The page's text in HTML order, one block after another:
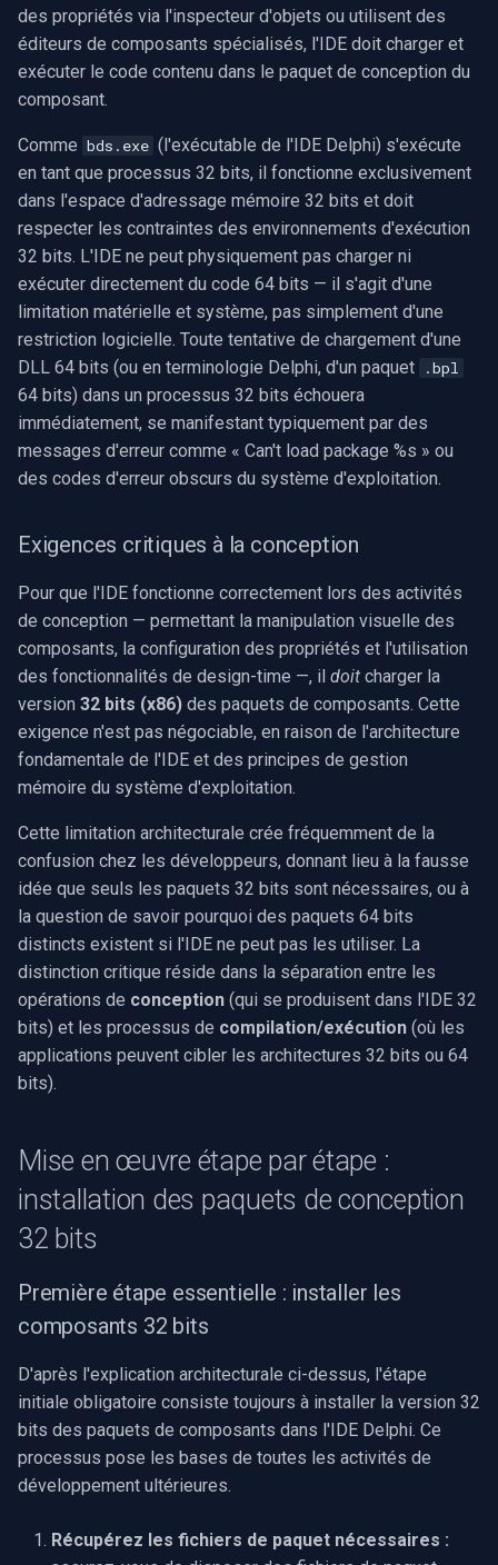
Q-See
Speco Technologies
EverFocus
ABUS
Basler
Mobotix
AVTech
LILIN
Sanyo
BrickCom
Edimax
Uniview (UNV)
Hanwha Vision
Tiandy
EZVIZ
Wisenet
Annke
Wyze
Verkada
Eufy Security
Mercusys
composants externes
Synthèse et
recommandations
Stratégies clés de mise en
œuvre
des propriétés via l'inspecteur d'objets ou utilisent des
éditeurs de composants spécialisés, l'IDE doit charger et
exécuter le code contenu dans le paquet de conception du
composant.
Comme bds.exe (l'exécutable de l'IDE Delphi) s'exécute
en tant que processus 32 bits, il fonctionne exclusivement
dans l'espace d'adressage mémoire 32 bits et doit
respecter les contraintes des environnements d'exécution
32 bits. L'IDE ne peut physiquement pas charger ni
exécuter directement du code 64 bits — il s'agit d'une
limitation matérielle et système, pas simplement d'une
restriction logicielle. Toute tentative de chargement d'une
DLL 64 bits (ou en terminologie Delphi, d'un paquet
.bpl
64 bits) dans un processus 32 bits échouera
immédiatement, se manifestant typiquement par des
messages d'erreur comme « Can't load package %s » ou
des codes d'erreur obscurs du système d'exploitation.
Exigences critiques à la conception
Pour que l'IDE fonctionne correctement lors des activités
de conception — permettant la manipulation visuelle des
composants, la configuration des propriétés et l'utilisation
des fonctionnalités de design-time —, il doit charger la
version 32 bits (x86) des paquets de composants. Cette
exigence n'est pas négociable, en raison de l'architecture
fondamentale de l'IDE et des principes de gestion
mémoire du système d'exploitation.
Cette limitation architecturale crée fréquemment de la
confusion chez les développeurs, donnant lieu à la fausse
idée que seuls les paquets 32 bits sont nécessaires, ou à
la question de savoir pourquoi des paquets 64 bits
distincts existent si l'IDE ne peut pas les utiliser. La
distinction critique réside dans la séparation entre les
opérations de conception (qui se produisent dans l'IDE 32
bits) et les processus de compilation/exécution (où les
applications peuvent cibler les architectures 32 bits ou 64
bits).
Mise en œuvre étape par étape :
installation des paquets de conception
32 bits
Première étape essentielle : installer les
composants 32 bits
D'après l'explication architecturale ci-dessus, l'étape
initiale obligatoire consiste toujours à installer la version 32
bits des paquets de composants dans l'IDE Delphi. Ce
processus pose les bases de toutes les activités de
développement ultérieures.
Récupérez les fichiers de paquet nécessaires :